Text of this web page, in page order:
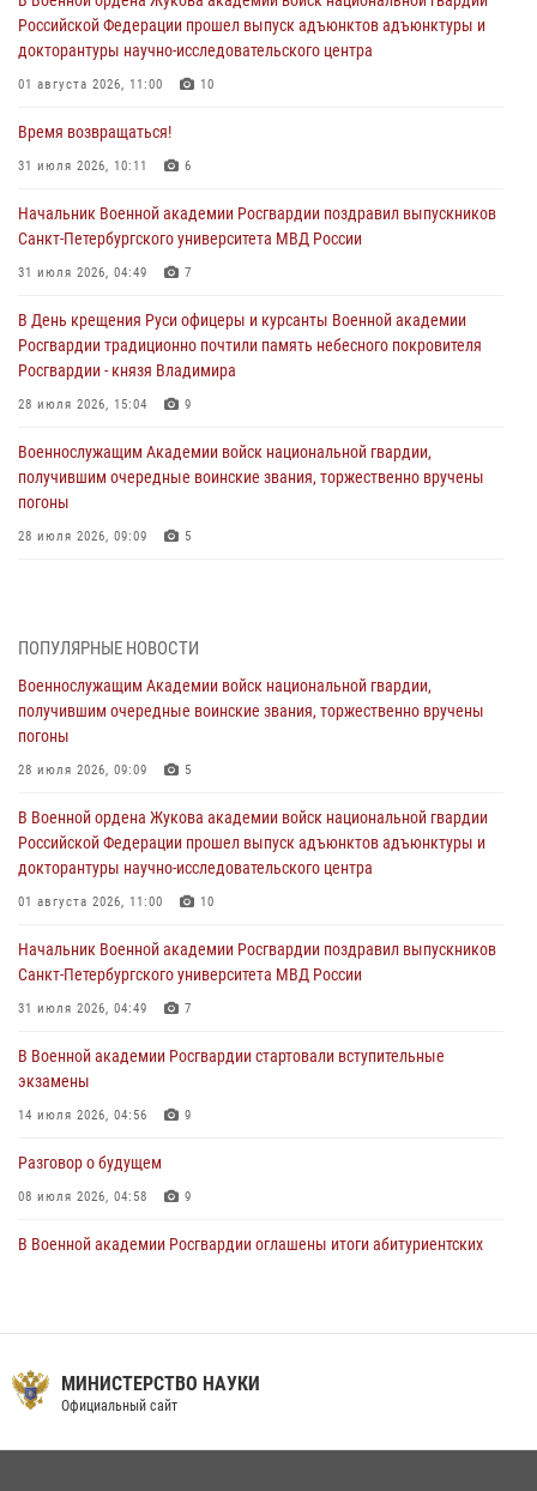
Российской Федерации прошел выпуск адъюнктов адъюнктуры и
докторантуры научно-исследовательского центра
01 августа 2026, 11:00 10
Время возвращаться!
31 июля 2026, 10:11 6
Начальник Военной академии Росгвардии поздравил выпускников
Санкт-Петербургского университета МВД России
31 июля 2026, 04:49 7
В День крещения Руси офицеры и курсанты Военной академии
Росгвардии традиционно почтили память небесного покровителя
Росгвардии - князя Владимира
28 июля 2026, 15:04 9
Военнослужащим Академии войск национальной гвардии,
получившим очередные воинские звания, торжественно вручены
погоны
28 июля 2026, 09:09 5
27 июля 2026, 14:49 7
Военная академия информирует!
23 июля 2026, 04:51
Курсант Военной академии войск национальной гвардии принял
22 июля 2026, 09:41
Мастер‑класс по стрельбе: точность, тактика, профессионализм
20 июля 2026, 11:17
108 лет со дня образования подразделений связи войск
ПОПУЛЯРНЫЕ НОВОСТИ
Военнослужащим Академии войск национальной гвардии,
получившим очередные воинские звания, торжественно вручены
погоны
28 июля 2026, 09:09 5
В Военной ордена Жукова академии войск национальной гвардии
Российской Федерации прошел выпуск адъюнктов адъюнктуры и
докторантуры научно-исследовательского центра
01 августа 2026, 11:00 10
Начальник Военной академии Росгвардии поздравил выпускников
Санкт-Петербургского университета МВД России
31 июля 2026, 04:49 7
В Военной академии Росгвардии стартовали вступительные
экзамены
14 июля 2026, 04:56 9
Разговор о будущем
08 июля 2026, 04:58 9
В Военной академии Росгвардии оглашены итоги абитуриентских
09 июля 2026, 11:58 9
МИНИСТЕРСТВО НАУКИ
Официальный сайт